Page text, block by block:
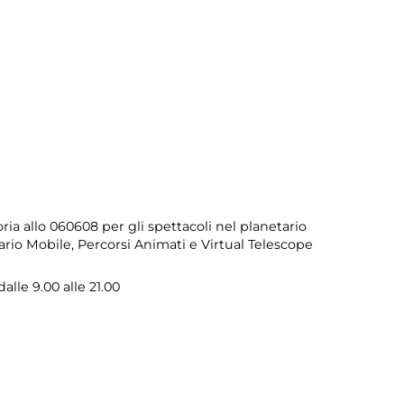
allo 060608 per gli spettacoli nel planetario
Mobile, Percorsi Animati e Virtual Telescope
9.00 alle 21.00